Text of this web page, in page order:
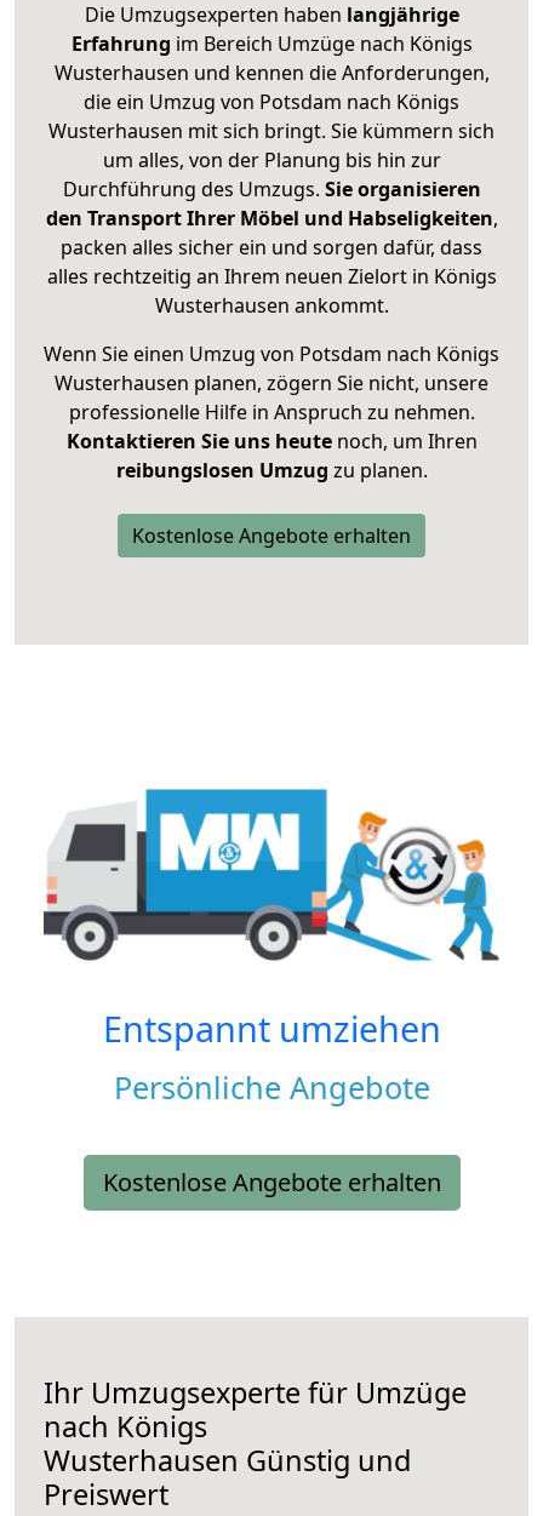
Die Umzugsexperten haben langjährige
Erfahrung im Bereich Umzüge nach Königs
Wusterhausen und kennen die Anforderungen,
die ein Umzug von Potsdam nach Königs
Wusterhausen mit sich bringt. Sie kümmern sich
um alles, von der Planung bis hin zur
Durchführung des Umzugs. Sie organisieren
den Transport Ihrer Möbel und Habseligkeiten,
packen alles sicher ein und sorgen dafür, dass
alles rechtzeitig an Ihrem neuen Zielort in Königs
Wusterhausen ankommt.
Wenn Sie einen Umzug von Potsdam nach Königs
Wusterhausen planen, zögern Sie nicht, unsere
professionelle Hilfe in Anspruch zu nehmen.
Kontaktieren Sie uns heutenoch, um Ihren
reibungslosen Umzug zu planen.
Kostenlose Angebote erhalten
Entspannt umziehen
Persönliche Angebote
Kostenlose Angebote erhalten
Ihr Umzugsexperte für Umzüge
nach Königs
Wusterhausen Günstig und
Preiswert